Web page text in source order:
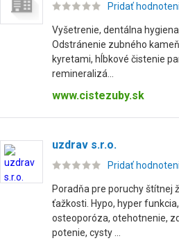
Pridať
Vyšetrenie, dentálna
Odstránenie zubného
kyretami, hÍbkové čistenie
remineralizá...
www.cistezuby.sk
uzdrav s.r.o.
Pridať
Poradňa pre poruchy štítnej
ťažkosti. Hypo, hyper
osteoporóza, otehotnenie,
potenie, cysty ...